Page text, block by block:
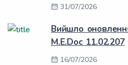
31/07/2026
Вийшло
M.E.Doc 11.02.207
16/07/2026